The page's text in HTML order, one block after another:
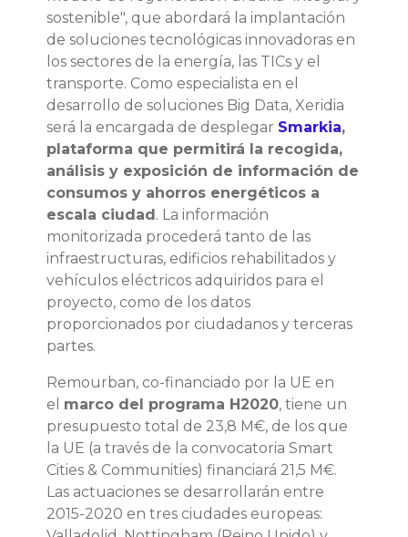
sostenible", que abordará la implantación
de soluciones tecnológicas innovadoras en
los sectores de la energía, las TICs y el
transporte. Como especialista en el
desarrollo de soluciones Big Data, Xeridia
será la encargada de desplegar Smarkia,
plataforma que permitirá la recogida,
análisis y exposición de información de
consumos y ahorros energéticos a
escala ciudad. La información
monitorizada procederá tanto de las
infraestructuras, edificios rehabilitados y
vehículos eléctricos adquiridos para el
proyecto, como de los datos
proporcionados por ciudadanos y terceras
partes.
Remourban, co-financiado por la UE en
el marco del programa H2020, tiene un
presupuesto total de 23,8 M€, de los que
la UE (a través de la convocatoria Smart
Cities & Communities) financiará 21,5 M€.
Las actuaciones se desarrollarán entre
2015-2020 en tres ciudades europeas: